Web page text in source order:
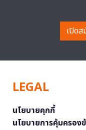
เปิด
LEGAL
นโยบายคุกกี้
นโยบายการคุ้มครอ